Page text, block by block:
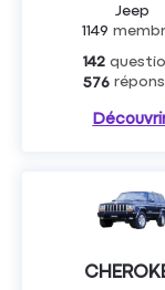
Jeep
1149
142
576